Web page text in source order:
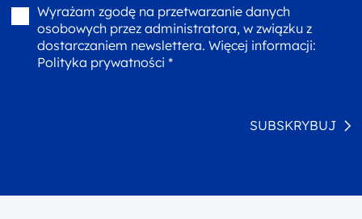
Wyrażam zgodę na przetwarzanie danych
osobowych przez administratora, w związku z
dostarczaniem newslettera. Więcej informacji:
Polityka prywatności *
SUBSKRYBUJ